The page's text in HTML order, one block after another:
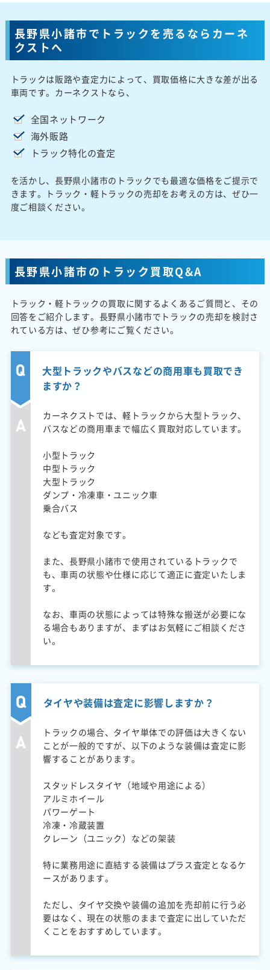
長野県小諸市でトラックを売るならカーネ
クストへ
トラックは販路や査定力によって、買取価格に大きな差が出る
車両です。カーネクストなら、
全国ネットワーク
海外販路
トラック特化の査定
を活かし、長野県小諸市のトラックでも最適な価格をご提示で
きます。トラック・軽トラックの売却をお考えの方は、ぜひ一
度ご相談ください。
長野県小諸市のトラック買取Q&A
トラック・軽トラックの買取に関するよくあるご質問と、その
回答をご紹介します。長野県小諸市でトラックの売却を検討さ
れている方は、ぜひ参考にご覧ください。
大型トラックやバスなどの商用車も買取でき
ますか？
カーネクストでは、軽トラックから大型トラック、
バスなどの商用車まで幅広く買取対応しています。
小型トラック
中型トラック
大型トラック
ダンプ・冷凍車・ユニック車
乗合バス
なども査定対象です。
また、長野県小諸市で使用されているトラックで
も、車両の状態や仕様に応じて適正に査定いたしま
す。
なお、車両の状態によっては特殊な搬送が必要にな
る場合もありますが、まずはお気軽にご相談くださ
い。
タイヤや装備は査定に影響しますか？
トラックの場合、タイヤ単体での評価は大きくない
ことが一般的ですが、以下のような装備は査定に影
響することがあります。
スタッドレスタイヤ（地域や用途による）
アルミホイール
パワーゲート
冷凍・冷蔵装置
クレーン（ユニック）などの架装
特に業務用途に直結する装備はプラス査定となるケ
ースがあります。
ただし、タイヤ交換や装備の追加を売却前に行う必
要はなく、現在の状態のままで査定に出していただ
くことをおすすめしています。